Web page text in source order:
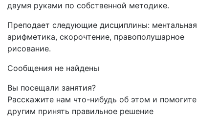
двумя руками по собственной методике.
Преподает следующие дисциплины: ментальная
арифметика, скорочтение, правополушарное
рисование.
Сообщения не найдены
Вы посещали занятия?
Расскажите нам что-нибудь об этом и помогите
другим принять правильное решение